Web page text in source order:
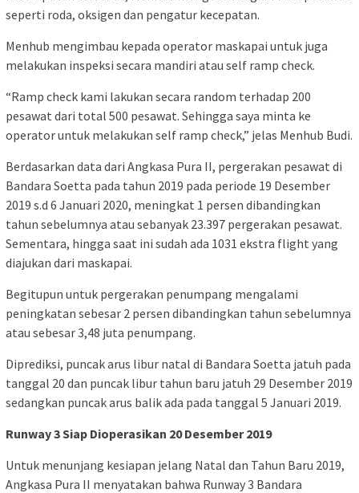
seperti roda, oksigen dan pengatur kecepatan.
Menhub mengimbau kepada operator maskapai untuk juga
melakukan inspeksi secara mandiri atau self ramp check.
“Ramp check kami lakukan secara random terhadap 200
pesawat dari total 500 pesawat. Sehingga saya minta ke
operator untuk melakukan self ramp check,” jelas Menhub Budi.
Berdasarkan data dari Angkasa Pura II, pergerakan pesawat di
Bandara Soetta pada tahun 2019 pada periode 19 Desember
2019 s.d 6 Januari 2020, meningkat 1 persen dibandingkan
tahun sebelumnya atau sebanyak 23.397 pergerakan pesawat.
Sementara, hingga saat ini sudah ada 1031 ekstra flight yang
diajukan dari maskapai.
Begitupun untuk pergerakan penumpang mengalami
peningkatan sebesar 2 persen dibandingkan tahun sebelumnya
atau sebesar 3,48 juta penumpang.
Diprediksi, puncak arus libur natal di Bandara Soetta jatuh pada
tanggal 20 dan puncak libur tahun baru jatuh 29 Desember 2019
sedangkan puncak arus balik ada pada tanggal 5 Januari 2019.
Runway 3 Siap Dioperasikan 20 Desember 2019
Untuk menunjang kesiapan jelang Natal dan Tahun Baru 2019,
Angkasa Pura II menyatakan bahwa Runway 3 Bandara